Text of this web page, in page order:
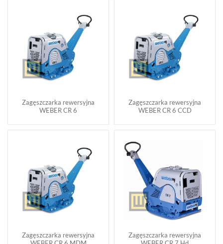
Zagęszczarka rewersyjna
WEBER CR 6
Zagęszczarka rewersyjna
WEBER CR 6 CCD
Zagęszczarka rewersyjna
Zagęszczarka rewersyjna